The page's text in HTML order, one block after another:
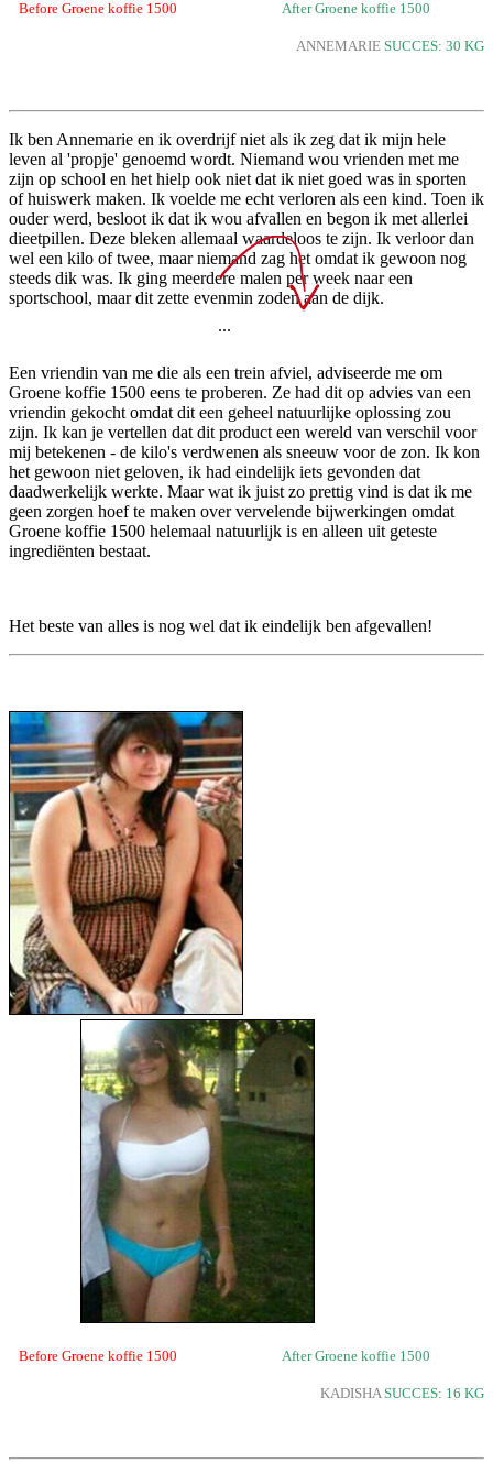
Before Groene koffie 1500 After Groene koffie 1500
ANNEMARIE SUCCES: 30 KG
Ik ben Annemarie en ik overdrijf niet als ik zeg dat ik mijn hele
leven al 'propje' genoemd wordt. Niemand wou vrienden met me
zijn op school en het hielp ook niet dat ik niet goed was in sporten
of huiswerk maken. Ik voelde me echt verloren als een kind. Toen ik
ouder werd, besloot ik dat ik wou afvallen en begon ik met allerlei
dieetpillen. Deze bleken allemaal waardeloos te zijn. Ik verloor dan
wel een kilo of twee, maar niemand zag het omdat ik gewoon nog
steeds dik was. Ik ging meerdere malen per week naar een
sportschool, maar dit zette evenmin zoden aan de dijk.
Een vriendin van me die als een trein afviel, adviseerde me om
Groene koffie 1500 eens te proberen. Ze had dit op advies van een
vriendin gekocht omdat dit een geheel natuurlijke oplossing zou
zijn. Ik kan je vertellen dat dit product een wereld van verschil voor
mij betekenen - de kilo's verdwenen als sneeuw voor de zon. Ik kon
het gewoon niet geloven, ik had eindelijk iets gevonden dat
daadwerkelijk werkte. Maar wat ik juist zo prettig vind is dat ik me
geen zorgen hoef te maken over vervelende bijwerkingen omdat
Groene koffie 1500 helemaal natuurlijk is en alleen uit geteste
ingrediënten bestaat.
Het beste van alles is nog wel dat ik eindelijk ben afgevallen!
Before Groene koffie 1500 After Groene koffie 1500
KADISHA SUCCES: 16 KG
...